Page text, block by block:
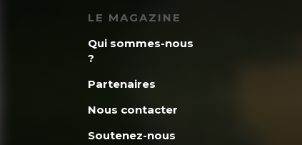
LE MAGAZINE
Qui sommes-nous
?
Partenaires
Nous contacter
Soutenez-nous